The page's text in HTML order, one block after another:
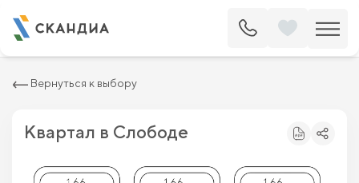
Вернуться к выбору
Квартал в Слободе
Квартира c двумя спальнями 66.72 м
8 606 400 ₽9 780 000 ₽